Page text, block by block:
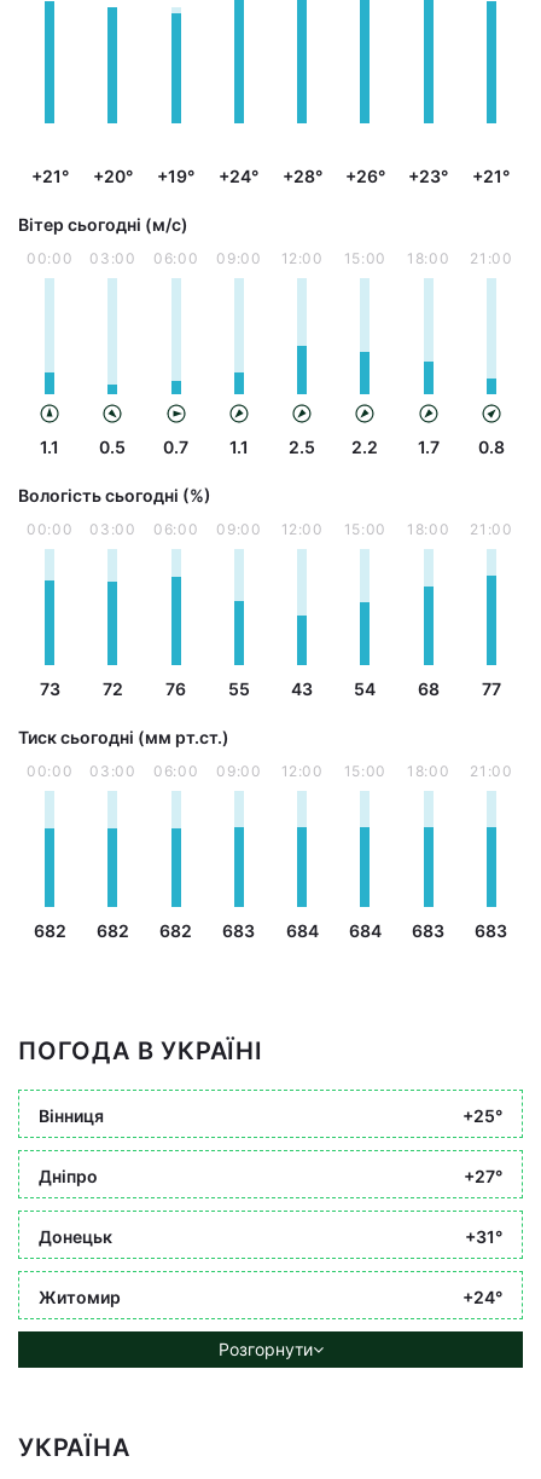
+21° +20° +19° +24° +28° +26° +23° +21°
Вітер сьогодні (м/с)
00:00
1.1
03:00
0.5
06:00
0.7
09:00
1.1
12:00
2.5
15:00
2.2
18:00
1.7
21:00
0.8
Вологість сьогодні (%)
00:00
73
03:00
72
06:00
76
09:00
55
12:00
43
15:00
54
18:00
68
21:00
77
Тиск сьогодні (мм рт.ст.)
00:00
682
03:00
682
06:00
682
09:00
683
12:00
684
15:00
684
18:00
683
21:00
683
ПОГОДА В УКРАЇНІ
Вінниця +25°
Дніпро +27°
Донецьк +31°
Житомир +24°
Розгорнути
УКРАЇНА